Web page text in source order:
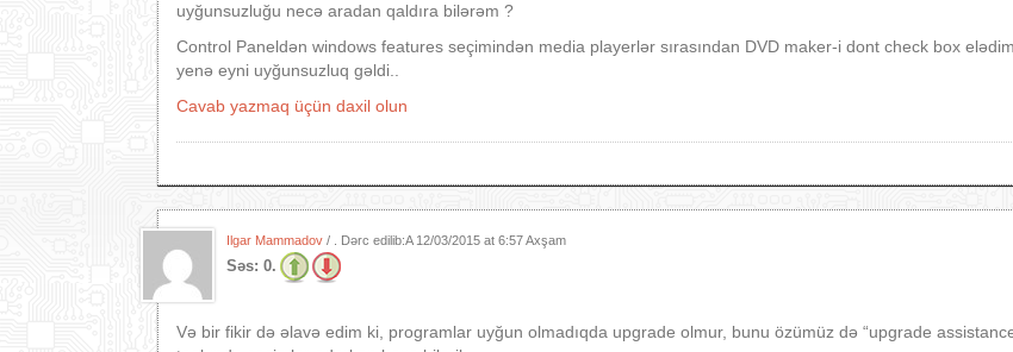
uyğunsuzluğu necə aradan qaldıra bilərəm ?
Control Paneldən windows features seçimindən media playerlər sırasından DVD maker-i dont check box elədim,
yenə eyni uyğunsuzluq gəldi..
Cavab yazmaq üçün daxil olun
Ilgar Mammadov / . Dərc edilib:A 12/03/2015 at 6:57 Axşam
Səs: 0.
Və bir fikir də əlavə edim ki, programlar uyğun olmadıqda upgrade olmur, bunu özümüz də “upgrade